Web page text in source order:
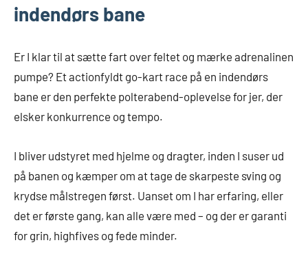
indendørs bane
Er I klar til at sætte fart over feltet og mærke adrenalinen
pumpe? Et actionfyldt go-kart race på en indendørs
bane er den perfekte polterabend-oplevelse for jer, der
elsker konkurrence og tempo.
I bliver udstyret med hjelme og dragter, inden I suser ud
på banen og kæmper om at tage de skarpeste sving og
krydse målstregen først. Uanset om I har erfaring, eller
det er første gang, kan alle være med – og der er garanti
for grin, highfives og fede minder.